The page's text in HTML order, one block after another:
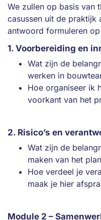
We zullen op basis van
casussen uit de praktijk
antwoord formuleren
1. Voorbereiding en
Wat zijn de
werken in
Hoe organiseer ik
voorkant van het
2. Risico’s en
Wat zijn de
maken van het
Hoe verdeel je
maak je hier
Module 2 –